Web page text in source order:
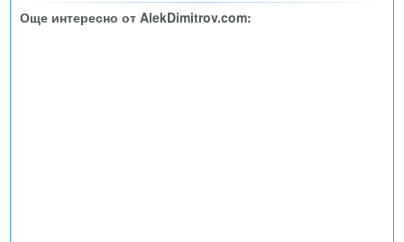
Още интересно от AlekDimitrov.com: